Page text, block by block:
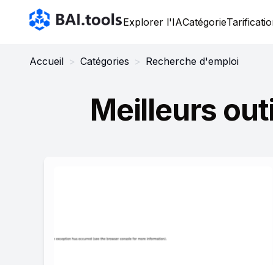
Bai.tools
Explorer l'IACatégorie
Accueil > Catégories > Recherche d'emploi
Meilleurs